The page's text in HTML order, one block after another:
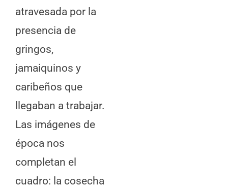
atravesada por la
presencia de
gringos,
jamaiquinos y
caribeños que
llegaban a trabajar.
Las imágenes de
época nos
completan el
cuadro: la cosecha